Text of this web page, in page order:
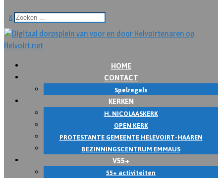
x
HOME
CONTACT
Spelregels
KERKEN
H. NICOLAASKERK
OPEN KERK
PROTESTANTE GEMEENTE HELEVOIRT-HAAREN
BEZINNINGSCENTRUM EMMAUS
V55+
55+ activiteiten